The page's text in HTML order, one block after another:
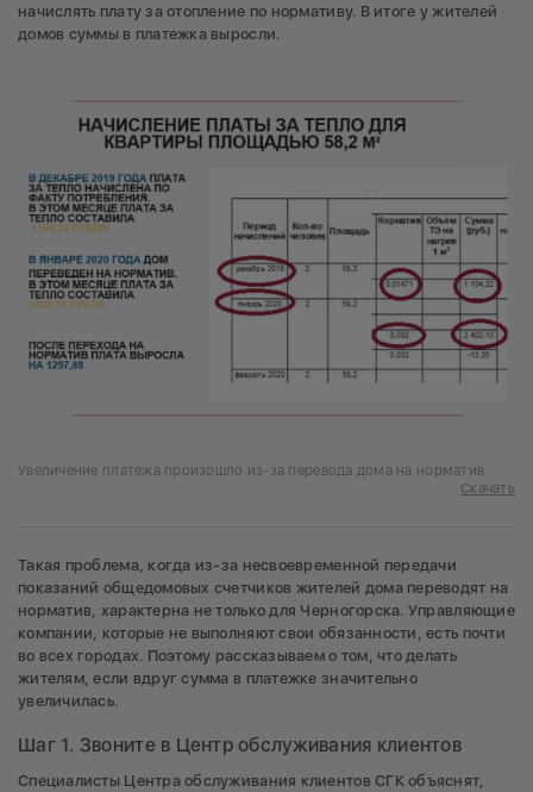
начислять плату за отопление по нормативу. В итоге у жителей
домов суммы в платежка выросли.
Увеличение платежа произошло из-за перевода дома на норматив
Скачать
Такая проблема, когда из-за несвоевременной передачи
показаний общедомовых счетчиков жителей дома переводят на
норматив, характерна не только для Черногорска. Управляющие
компании, которые не выполняют свои обязанности, есть почти
во всех городах. Поэтому рассказываем о том, что делать
жителям, если вдруг сумма в платежке значительно
увеличилась.
Шаг 1. Звоните в Центр обслуживания клиентов
Специалисты Центра обслуживания клиентов СГК объяснят,